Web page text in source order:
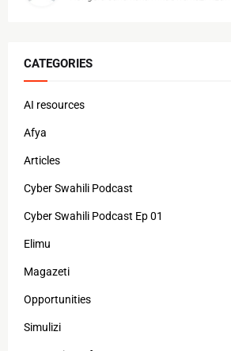
CATEGORIES
AI resources
Afya
Articles
Cyber Swahili Podcast
Cyber Swahili Podcast Ep 01
Elimu
Magazeti
Opportunities
Simulizi